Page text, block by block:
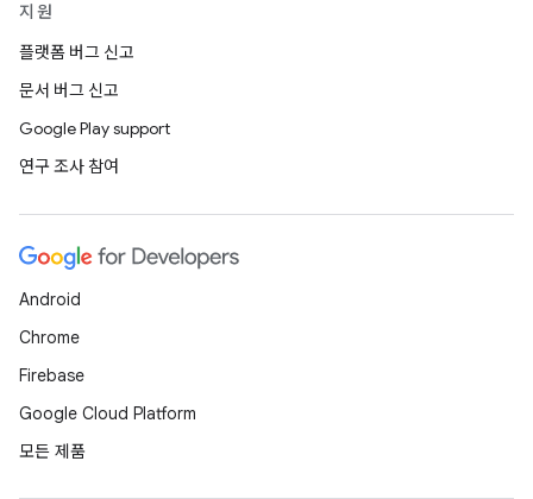
지원
플랫폼 버그 신고
문서 버그 신고
Google Play support
연구 조사 참여
Android
Chrome
Firebase
Google Cloud Platform
모든 제품